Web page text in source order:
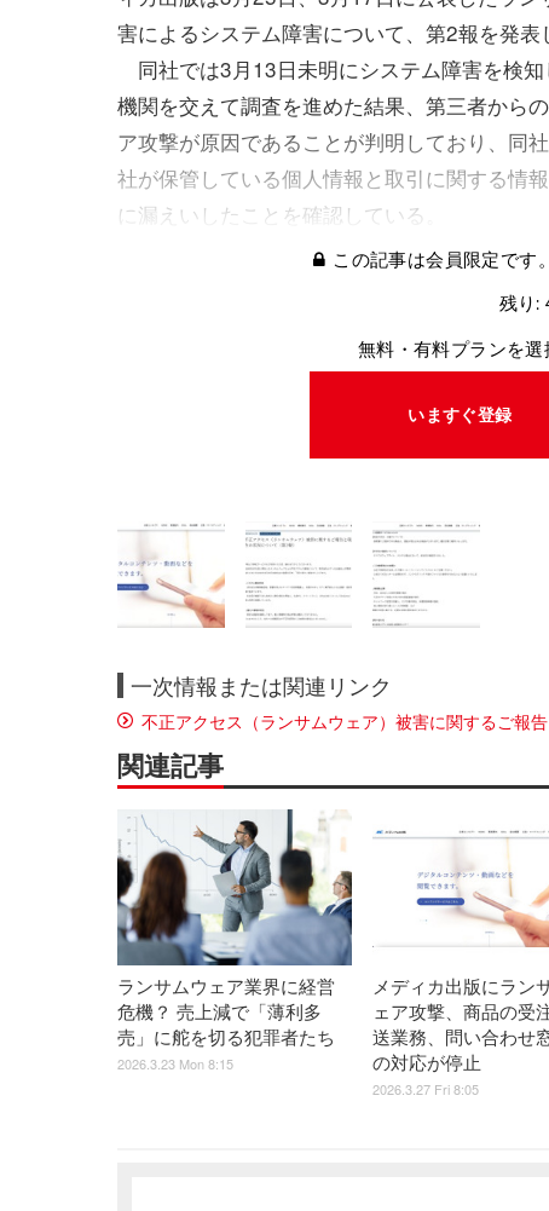
害によるシステム障害について、第2報を発表
同社では3月13日未明にシステム障害を検
機関を交えて調査を進めた結果、第三者から
ア攻撃が原因であることが判明しており、同
社が保管している個人情報と取引に関する情
に漏えいしたことを確認している。
この記事は会員限定です
残り:
無料・有料プランを選
いますぐ登録
一次情報または関連リンク
不正アクセス（ランサムウェア）被害に関するご報
関連記事
ランサムウェア業界に経営
危機？ 売上減で「薄利多
売」に舵を切る犯罪者たち
2026.3.23 Mon 8:15
メディカ出版にラン
ェア攻撃、商品の受
送業務、問い合わせ
の対応が停止
2026.3.27 Fri 8:05